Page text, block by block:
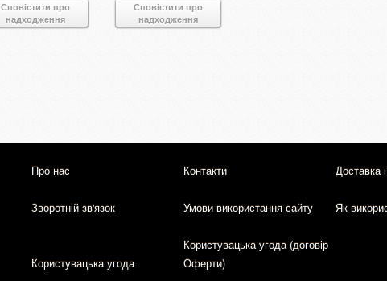
Сповістити про
надходження
Сповістити про
надходження
Про нас Контакти Доставка
Зворотній зв'язок Умови використання сайту Як
Користувацька угода
Користувацька угода (договір
Оферти)